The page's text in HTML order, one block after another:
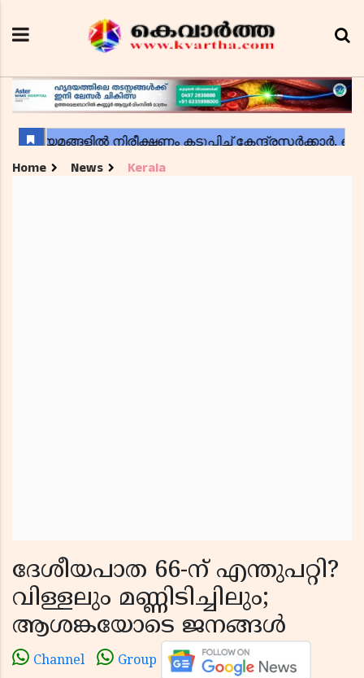
Home News Kerala
ദേശീയപാത 66-ന് എന്തുപറ്റി?
വിള്ളലും മണ്ണിടിച്ചിലും;
ആശങ്കയോടെ ജനങ്ങൾ
Channel Group